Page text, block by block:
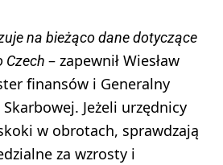
na bieżąco dane dotyczące
Czech – zapewnił Wiesław
finansów i Generalny
Jeżeli urzędnicy
w obrotach, sprawdzają
za wzrosty i